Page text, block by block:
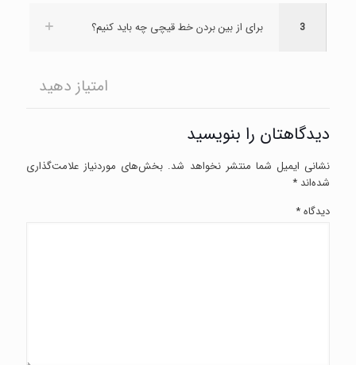
3 برای از بین بردن خط قیچی چه باید کنیم؟
امتیاز دهید
دیدگاهتان را بنویسید
نشانی ایمیل شما منتشر نخواهد شد. بخش‌های موردنیاز علامت‌گذاری
شده‌اند *
دیدگاه*